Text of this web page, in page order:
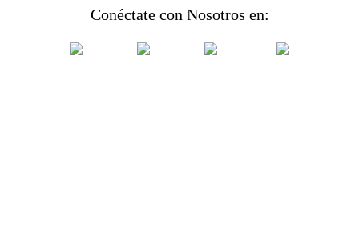
Conéctate con Nosotros en: